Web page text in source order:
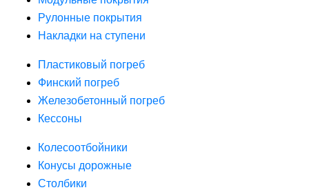
Рулонные покрытия
Накладки на ступени
Пластиковый погреб
Финский погреб
Железобетонный погреб
Кессоны
Колесоотбойники
Конусы дорожные
Столбики